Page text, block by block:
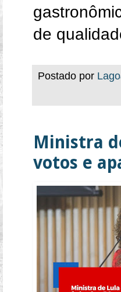
de
Postado por
Ministra
votos e